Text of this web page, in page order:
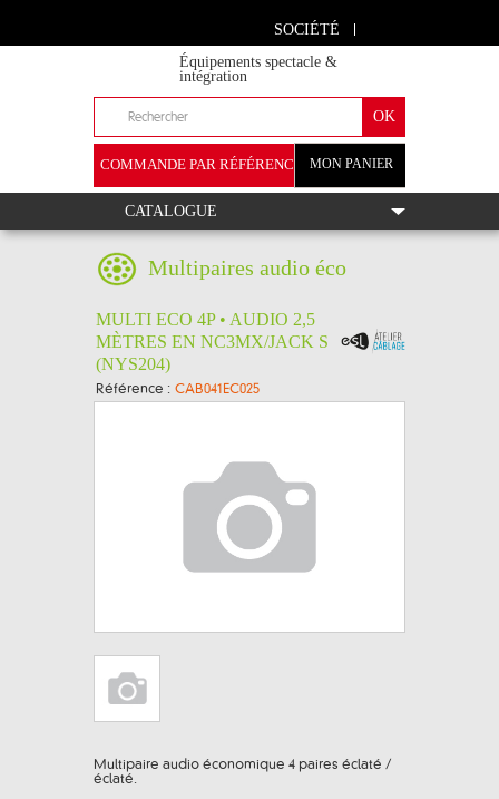
SOCIÉTÉ
Équipements spectacle &
intégration
MON PANIER
COMMANDE PAR RÉFÉRENCE
+
CATALOGUE
Multipaires audio éco
MULTI ECO 4P • AUDIO 2,5
MÈTRES EN NC3MX/JACK S
(NYS204)
Référence : CAB041EC025
Multipaire audio économique 4 paires éclaté /
éclaté.